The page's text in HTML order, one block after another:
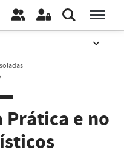
Prática e no